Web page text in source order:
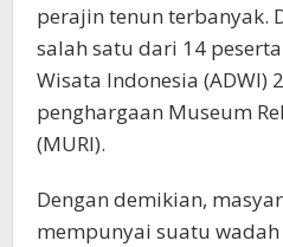
perajin tenun terbanyak.
salah satu dari 14
Wisata Indonesia (ADWI)
penghargaan Museum
(MURI).
Dengan demikian,
mempunyai suatu